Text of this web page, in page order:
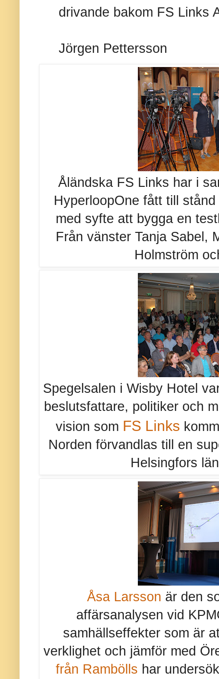
drivande bakom FS Links
Jörgen Pettersson
Åländska FS Links har i
HyperloopOne fått till
med syfte att bygga en
Från vänster Tanja Sabel,
Holmström
Spegelsalen i Wisby Hotel
beslutsfattare, politiker och
vision som FS Links
Norden förvandlas till en
Helsingfors
Åsa Larsson är den
affärsanalysen vid
samhällseffekter som är
verklighet och jämför med
från Rambölls har